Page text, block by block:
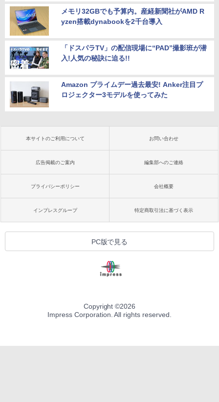
メモリ32GBでも予算内。産経新聞社がAMD R
yzen搭載dynabookを2千台導入
「ドスパラTV」の配信現場に“PAD”撮影班が潜
入!人気の秘訣に迫る!!
Amazon プライムデー過去最安! Anker注目プ
ロジェクター3モデルを使ってみた
本サイトのご利用について お問い合わせ
広告掲載のご案内 編集部へのご連絡
プライバシーポリシー 会社概要
インプレスグループ 特定商取引法に基づく表示
PC版で見る
Copyright ©2026
Impress Corporation. All rights reserved.